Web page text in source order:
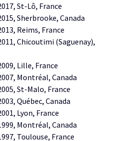
St-Lô, France
Sherbrooke, Canada
Reims, France
Chicoutimi (Saguenay),
Lille, France
Montréal, Canada
St-Malo, France
Québec, Canada
Lyon, France
Montréal, Canada
Toulouse, France